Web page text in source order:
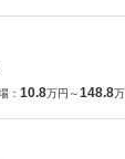
： 10.8万円～148.8